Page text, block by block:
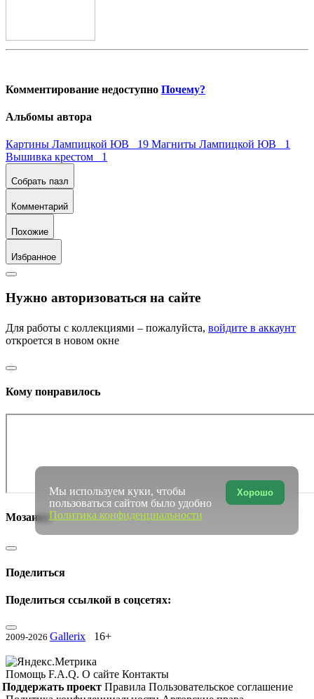
Комментирование недоступно Почему?
Альбомы автора
Картины Лампицкой ЮВ 19 Магниты Лампицкой ЮВ 1
Вышивка крестом 1
Собрать пазл
Комментарий
Похожие
Избранное
Нужно авторизоваться на сайте
Для работы с коллекциями – пожалуйста, войдите в аккаунт
откроется в новом окне
Кому понравилось
Мозаика
Поделиться
Поделиться ссылкой в соцсетях:
2009-2026 Gallerix 16+
Помощь F.A.Q. О сайте Контакты
Поддержать проект Правила Пользовательское соглашение
Хорошо
Мы используем куки, чтобы
пользоваться сайтом было удобно
Политика конфиденциальности